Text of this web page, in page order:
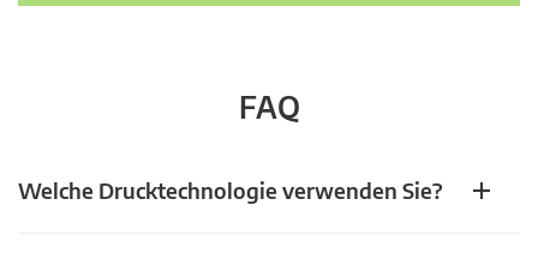
FAQ
Welche Drucktechnologie verwenden Sie?